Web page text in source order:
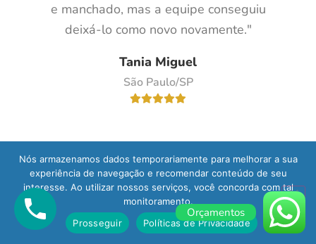
e manchado, mas a equipe conseguiu
deixá-lo como novo novamente."
Tania Miguel
São Paulo/SP
"Contratei o serviço de limpeza de sofá e
fiquei muito satisfeito com o resultado. A
equipe foi muito profissional e deixaram
Orçamentos
Nós armazenamos dados temporariamente para melhorar a sua
experiência de navegação e recomendar conteúdo de seu
interesse. Ao utilizar nossos serviços, você concorda com tal
monitoramento.
Prosseguir
Políticas de Privacidade